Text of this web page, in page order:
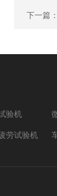
下一篇
验机
劳试验机